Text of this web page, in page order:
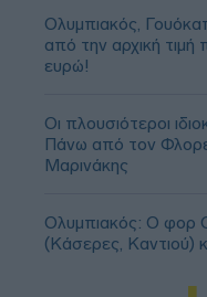
Ολυμπιακός,
από την αρχική
ευρώ!
Οι πλουσιότεροι
Πάνω από τον
Μαρινάκης
Ολυμπιακός: Ο φορ
(Κάσερες, Καντιού)